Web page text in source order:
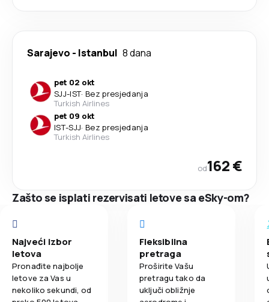
Sarajevo - Istanbul 8 dana
pet 02 okt
SJJ-IST· Bez presjedanja
Turkish Airlines
pet 09 okt
IST-SJJ· Bez presjedanja
Turkish Airlines
od162 €
Zašto se isplati rezervisati letove sa eSky-om?
Najveći izbor
letova
Pronađite najbolje
letove za Vas u
nekoliko sekundi, od
Fleksibilna
pretraga
Proširite Vašu
pretragu tako da
uključi obližnje